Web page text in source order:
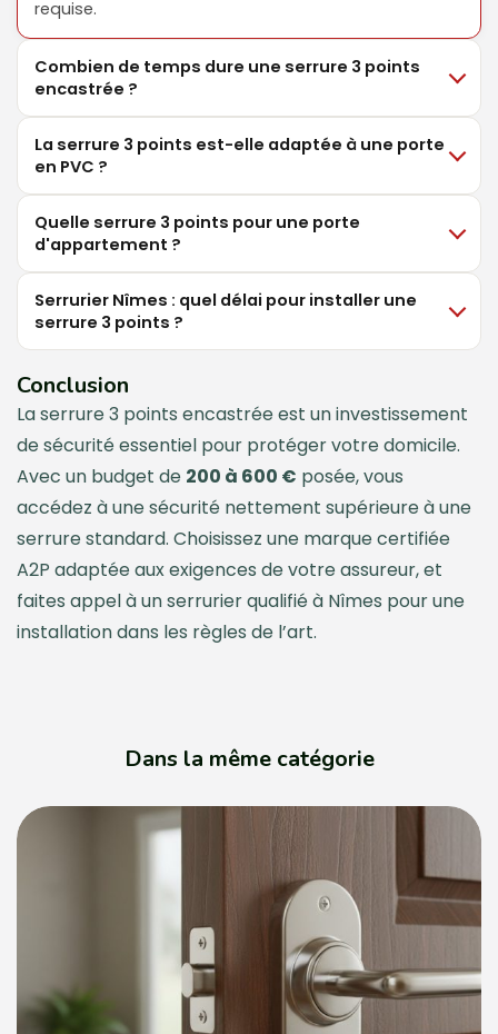
requise.
Combien de temps dure une serrure 3 points
encastrée ?
La serrure 3 points est-elle adaptée à une porte
en PVC ?
Quelle serrure 3 points pour une porte
d'appartement ?
Serrurier Nîmes : quel délai pour installer une
serrure 3 points ?
Conclusion
La serrure 3 points encastrée est un investissement
de sécurité essentiel pour protéger votre domicile.
Avec un budget de 200 à 600 € posée, vous
accédez à une sécurité nettement supérieure à une
serrure standard. Choisissez une marque certifiée
A2P adaptée aux exigences de votre assureur, et
faites appel à un serrurier qualifié à Nîmes pour une
installation dans les règles de l’art.
Dans la même catégorie